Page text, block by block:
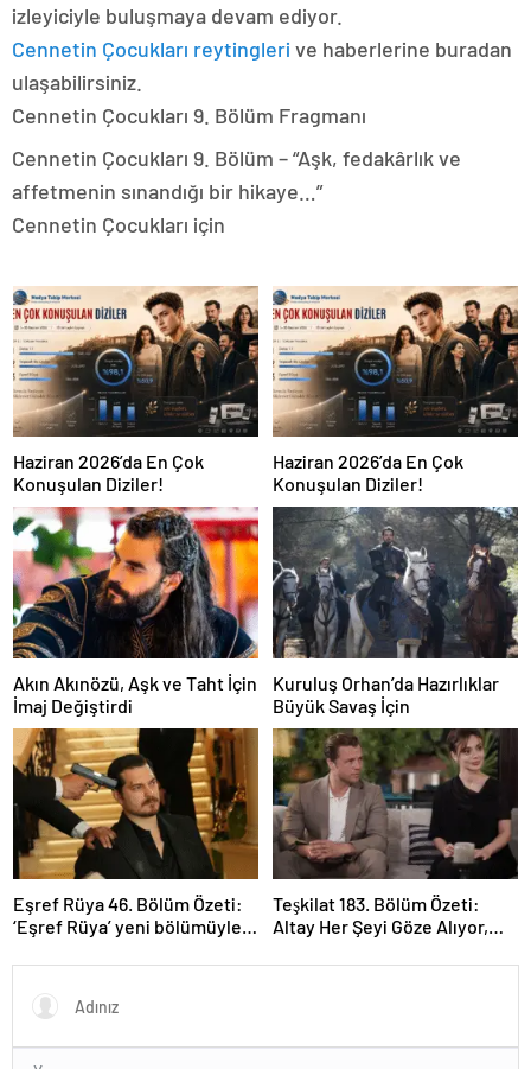
izleyiciyle buluşmaya devam ediyor.
Cennetin Çocukları reytingleri ve haberlerine buradan
ulaşabilirsiniz.
Cennetin Çocukları 9. Bölüm Fragmanı
Cennetin Çocukları 9. Bölüm – “Aşk, fedakârlık ve
affetmenin sınandığı bir hikaye…”
Cennetin Çocukları için
Haziran 2026’da En Çok
Konuşulan Diziler!
Haziran 2026’da En Çok
Konuşulan Diziler!
Akın Akınözü, Aşk ve Taht İçin
İmaj Değiştirdi
Kuruluş Orhan’da Hazırlıklar
Büyük Savaş İçin
Eşref Rüya 46. Bölüm Özeti:
‘Eşref Rüya’ yeni bölümüyle
Teşkilat 183. Bölüm Özeti:
Altay Her Şeyi Göze Alıyor,